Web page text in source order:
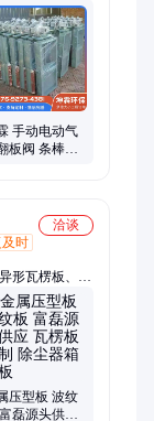
尘器、高温除
、叶轮给料
手动电动气
板阀 条棒阀
洽谈
及时
形瓦楞板、污
、圆锥管、天
压型板 波纹
磊源头供应